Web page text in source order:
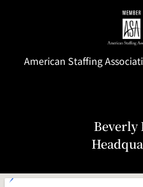
American Staffing
Beverly